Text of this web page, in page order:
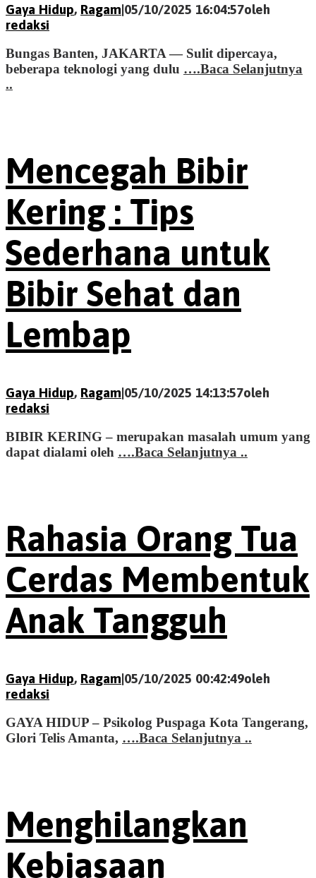
Gaya Hidup, Ragam|05/10/2025 16:04:57oleh
redaksi
Bungas Banten, JAKARTA — Sulit dipercaya,
beberapa teknologi yang dulu ….Baca Selanjutnya
..
Mencegah Bibir
Kering : Tips
Sederhana untuk
Bibir Sehat dan
Lembap
Gaya Hidup, Ragam|05/10/2025 14:13:57oleh
redaksi
BIBIR KERING – merupakan masalah umum yang
dapat dialami oleh ….Baca Selanjutnya ..
Rahasia Orang Tua
Cerdas Membentuk
Anak Tangguh
Gaya Hidup, Ragam|05/10/2025 00:42:49oleh
redaksi
GAYA HIDUP – Psikolog Puspaga Kota Tangerang,
Glori Telis Amanta, ….Baca Selanjutnya ..
Menghilangkan
Kebiasaan